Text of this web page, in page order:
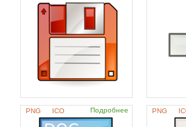
PNG ICO Подробнее PNG